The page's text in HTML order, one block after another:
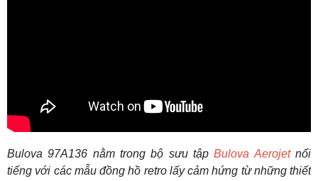
Bulova 97A136 nằm trong bộ sưu tậpBulova Aerojetnổi
tiếng với các mẫu đồng hồ retro lấy cảm hứng từ những thiết